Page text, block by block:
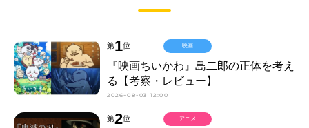
第1位
『映画ちいかわ』島二郎の正体を考え
る【考察・レビュー】
2026-08-03 12:00
映画
第2位 アニメ